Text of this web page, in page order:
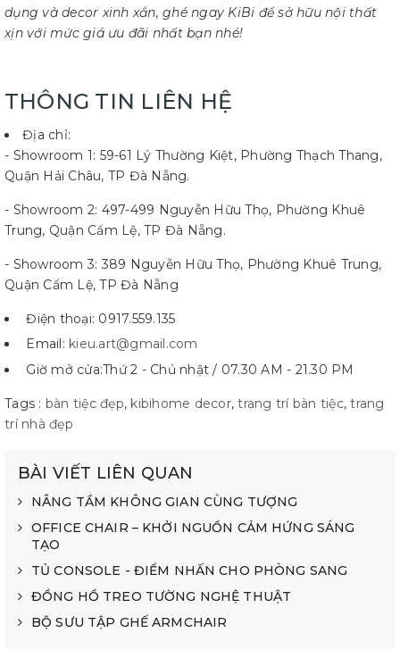
dụng và decor xinh xắn, ghé ngay KiBi để sở hữu nội thất
xịn với mức giá ưu đãi nhất bạn nhé!
THÔNG TIN LIÊN HỆ
Địa chỉ:
- Showroom 1: 59-61 Lý Thường Kiệt, Phường Thạch Thang,
Quận Hải Châu, TP Đà Nẵng.
- Showroom 2: 497-499 Nguyễn Hữu Thọ, Phường Khuê
Trung, Quận Cẩm Lệ, TP Đà Nẵng.
- Showroom 3: 389 Nguyễn Hữu Thọ, Phường Khuê Trung,
Quận Cẩm Lệ, TP Đà Nẵng
Điện thoại: 0917.559.135
Email: kieu.art@gmail.com
Giờ mở cửa:Thứ 2 - Chủ nhật / 07.30 AM - 21.30 PM
Tags : bàn tiệc đẹp, kibihome decor,trang trí bàn tiệc,trang
trí nhà đẹp
BÀI VIẾT LIÊN QUAN
NÂNG TẦM KHÔNG GIAN CÙNG TƯỢNG
OFFICE CHAIR – KHỞI NGUỒN CẢM HỨNG SÁNG
TẠO
TỦ CONSOLE - ĐIỂM NHẤN CHO PHÒNG SANG
ĐỒNG HỒ TREO TƯỜNG NGHỆ THUẬT
BỘ SƯU TẬP GHẾ ARMCHAIR